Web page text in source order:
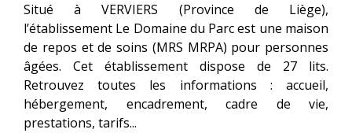
Situé à VERVIERS (Province de Liège),
l’établissement Le Domaine du Parc est une maison
de repos et de soins (MRS MRPA) pour personnes
âgées. Cet établissement dispose de 27 lits.
Retrouvez toutes les informations : accueil,
hébergement, encadrement, cadre de vie,
prestations, tarifs...